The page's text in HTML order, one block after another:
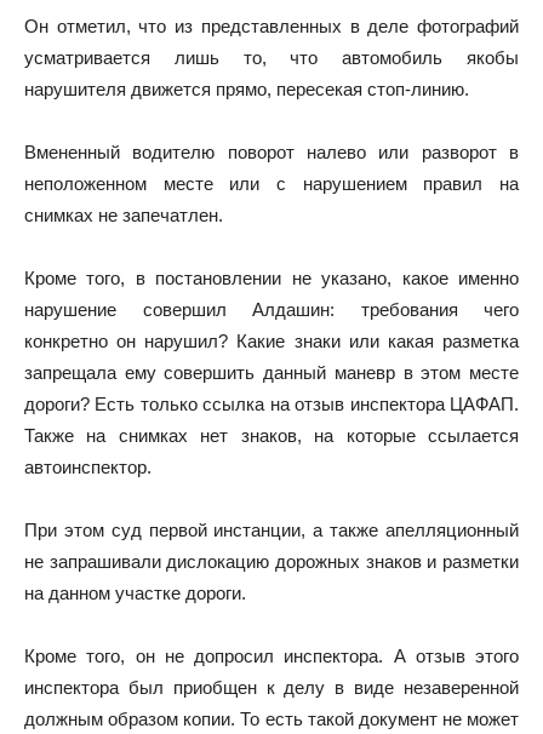
Он отметил, что из представленных в деле фотографий
усматривается лишь то, что автомобиль якобы
нарушителя движется прямо, пересекая стоп-линию.
Вмененный водителю поворот налево или разворот в
неположенном месте или с нарушением правил на
снимках не запечатлен.
Кроме того, в постановлении не указано, какое именно
нарушение совершил Алдашин: требования чего
конкретно он нарушил? Какие знаки или какая разметка
запрещала ему совершить данный маневр в этом месте
дороги? Есть только ссылка на отзыв инспектора ЦАФАП.
Также на снимках нет знаков, на которые ссылается
автоинспектор.
При этом суд первой инстанции, а также апелляционный
не запрашивали дислокацию дорожных знаков и разметки
на данном участке дороги.
Кроме того, он не допросил инспектора. А отзыв этого
инспектора был приобщен к делу в виде незаверенной
должным образом копии. То есть такой документ не может